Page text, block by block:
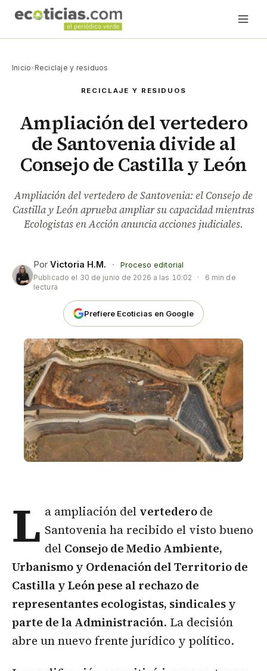
Inicio› Reciclaje y residuos
RECICLAJE Y RESIDUOS
Ampliación del vertedero
de Santovenia divide al
Consejo de Castilla y León
Ampliación del vertedero de Santovenia: el Consejo de
Castilla y León aprueba ampliar su capacidad mientras
Ecologistas en Acción anuncia acciones judiciales.
Por Victoria H.M. ·
Proceso editorial
Publicado el 30 de junio de 2026 a las 10:02 ·
6 min de
lectura
Prefiere Ecoticias en Google
L a ampliación del vertederode
Santovenia ha recibido el visto bueno
del Consejo de Medio Ambiente,
Urbanismo y Ordenación del Territorio de
Castilla y León pese al rechazo de
representantes ecologistas, sindicales y
parte de la Administración. La decisión
abre un nuevo frente jurídico y político.